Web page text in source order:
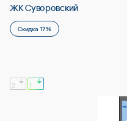
2-комнатная квартира
ЖК Суворовский
Скидка 17%